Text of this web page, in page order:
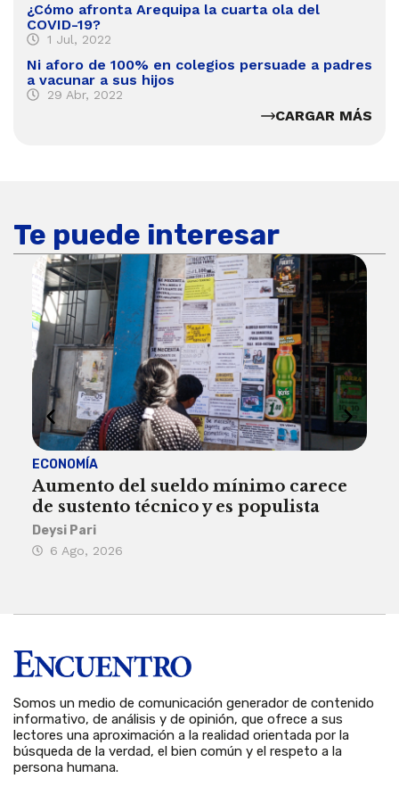
¿Cómo afronta Arequipa la cuarta ola del
COVID-19?
1 Jul, 2022
Ni aforo de 100% en colegios persuade a padres
a vacunar a sus hijos
29 Abr, 2022
CARGAR MÁS
Te puede interesar
ECONOMÍA
Aumento del sueldo mínimo carece
de sustento técnico y es populista
Deysi Pari
6 Ago, 2026
Somos un medio de comunicación generador de contenido
informativo, de análisis y de opinión, que ofrece a sus
lectores una aproximación a la realidad orientada por la
búsqueda de la verdad, el bien común y el respeto a la
persona humana.